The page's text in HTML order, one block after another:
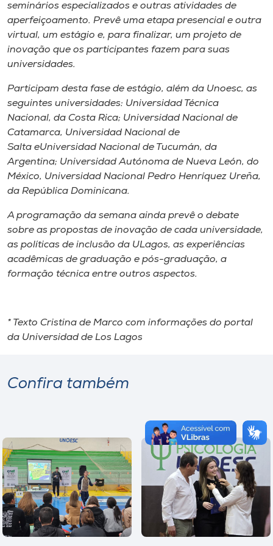
seminários especializados e outras atividades de
aperfeiçoamento. Prevê uma etapa presencial e outra
virtual, um estágio e, para finalizar, um projeto de
inovação que os participantes fazem para suas
universidades.
Participam desta fase de estágio, além da Unoesc, as
seguintes universidades: Universidad Técnica
Nacional, da Costa Rica; Universidad Nacional de
Catamarca, Universidad Nacional de
Salta eUniversidad Nacional de Tucumán, da
Argentina; Universidad Autónoma de Nueva León, do
México, Universidad Nacional Pedro Henríquez Ureña,
da República Dominicana.
A programação da semana ainda prevê o debate
sobre as propostas de inovação de cada universidade,
as políticas de inclusão da ULagos, as experiências
acadêmicas de graduação e pós-graduação, a
formação técnica entre outros aspectos.
* Texto Cristina de Marco com informações do portal
da Universidad de Los Lagos
Confira também